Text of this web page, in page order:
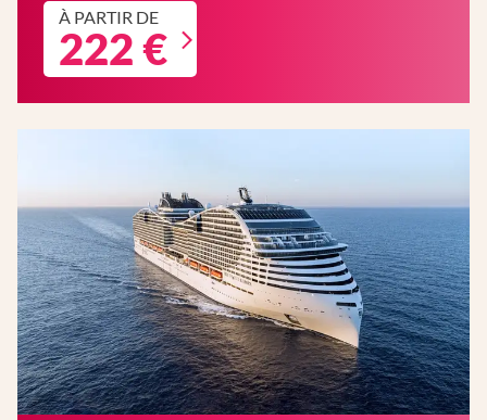
À PARTIR DE
222 €